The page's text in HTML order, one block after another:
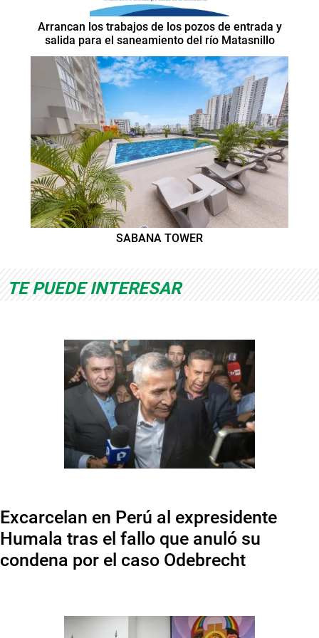
Arrancan los trabajos de los pozos de entrada y
salida para el saneamiento del río Matasnillo
SABANA TOWER
TE PUEDE INTERESAR
Excarcelan en Perú al expresidente
Humala tras el fallo que anuló su
condena por el caso Odebrecht